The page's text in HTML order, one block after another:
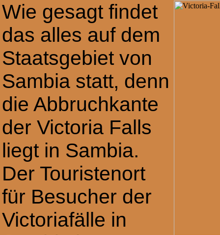
Wie gesagt findet
das alles auf dem
Staatsgebiet von
Sambia statt, denn
die Abbruchkante
der Victoria Falls
liegt in Sambia.
Der Touristenort
für Besucher der
Victoriafälle in